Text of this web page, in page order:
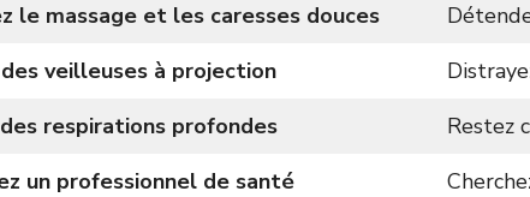
le massage et les caresses douces
veilleuses à projection
des respirations profondes
Restez
un professionnel de santé